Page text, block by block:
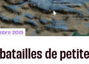
2019
de